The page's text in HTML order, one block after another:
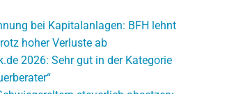
bei Kapitalanlagen: BFH lehnt
hoher Verluste ab
2026: Sehr gut in der Kategorie